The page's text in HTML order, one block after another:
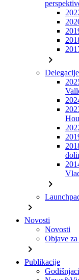
chevron_right
Delegacije
chevron_right
chevron_right
Novosti
Novosti
Objave
chevron_right
Publikacije
Godišnjaci